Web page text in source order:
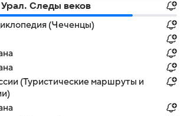
Следы веков
(Чеченцы)
(Туристические маршруты и